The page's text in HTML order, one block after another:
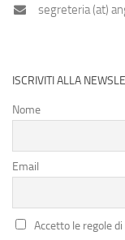
segreteria (at)
ISCRIVITI ALLA
Nome
Email
Accetto le regole